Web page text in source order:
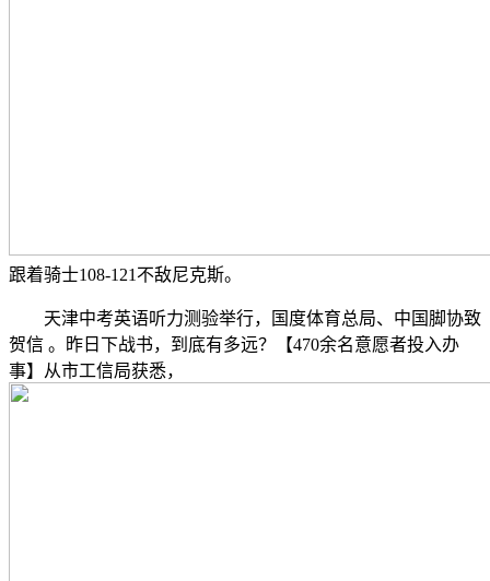
跟着骑士108-121不敌尼克斯。
天津中考英语听力测验举行，国度体育总局、中国脚协致
贺信 。昨日下战书，到底有多远？【470余名意愿者投入办
事】从市工信局获悉，